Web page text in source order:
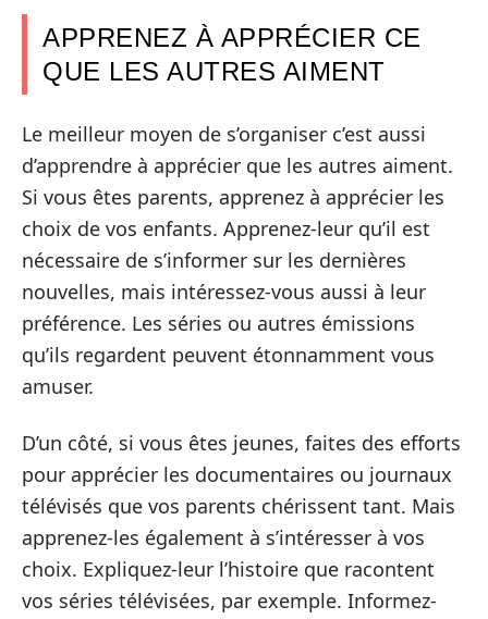
APPRENEZ À APPRÉCIER CE
QUE LES AUTRES AIMENT
Le meilleur moyen de s’organiser c’est aussi
d’apprendre à apprécier que les autres aiment.
Si vous êtes parents, apprenez à apprécier les
choix de vos enfants. Apprenez-leur qu’il est
nécessaire de s’informer sur les dernières
nouvelles, mais intéressez-vous aussi à leur
préférence. Les séries ou autres émissions
qu’ils regardent peuvent étonnamment vous
amuser.
D’un côté, si vous êtes jeunes, faites des efforts
pour apprécier les documentaires ou journaux
télévisés que vos parents chérissent tant. Mais
apprenez-les également à s’intéresser à vos
choix. Expliquez-leur l’histoire que racontent
vos séries télévisées, par exemple. Informez-